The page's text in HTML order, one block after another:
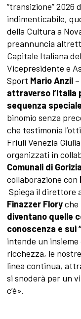
“transizione” 2026
indimenticabile,
della Cultura a
preannuncia
Capitale Italiana
Vicepresidente e
Sport Mario Anzil–
attraverso l’Italia
sequenza
binomio senza
che testimonia
Friuli Venezia
organizzati in
Comunali di
collaborazione con
Spiega il direttore
Finazzer Floryche
diventano quelle
conoscenza e sui
intende un
ricchezza, le nostre
linea continua,
si snoderà per un
c’è».